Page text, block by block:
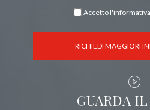
Accetto l'
GUARDA